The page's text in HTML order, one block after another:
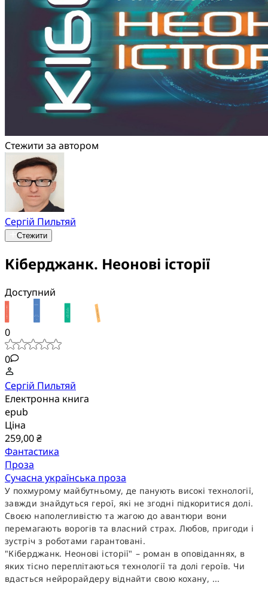
Стежити за автором
Сергій Пильтяй
Стежити
Кіберджанк. Неонові історії
Доступний
0
0
Сергій Пильтяй
Електронна книга
epub
Ціна
259,00 ₴
Фантастика
Проза
Сучасна українська проза
У похмурому майбутньому, де панують високі технології,
завжди знайдуться герої, які не згодні підкоритися долі.
Своєю наполегливістю та жагою до авантюри вони
перемагають ворогів та власний страх. Любов, пригоди і
зустріч з роботами гарантовані.
"Кіберджанк. Неонові історії" – роман в оповіданнях, в
яких тісно переплітаються технології та долі героїв. Чи
вдасться нейрорайдеру віднайти свою кохану, ...